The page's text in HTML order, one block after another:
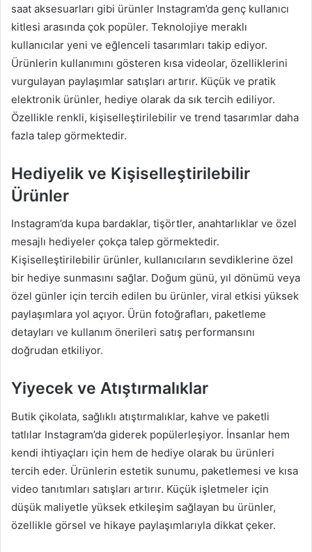
saat aksesuarları gibi ürünler Instagram’da genç kullanıcı
kitlesi arasında çok popüler. Teknolojiye meraklı
kullanıcılar yeni ve eğlenceli tasarımları takip ediyor.
Ürünlerin kullanımını gösteren kısa videolar, özelliklerini
vurgulayan paylaşımlar satışları artırır. Küçük ve pratik
elektronik ürünler, hediye olarak da sık tercih ediliyor.
Özellikle renkli, kişiselleştirilebilir ve trend tasarımlar daha
fazla talep görmektedir.
Hediyelik ve Kişiselleştirilebilir
Ürünler
Instagram’da kupa bardaklar, tişörtler, anahtarlıklar ve özel
mesajlı hediyeler çokça talep görmektedir.
Kişiselleştirilebilir ürünler, kullanıcıların sevdiklerine özel
bir hediye sunmasını sağlar. Doğum günü, yıl dönümü veya
özel günler için tercih edilen bu ürünler, viral etkisi yüksek
paylaşımlara yol açıyor. Ürün fotoğrafları, paketleme
detayları ve kullanım önerileri satış performansını
doğrudan etkiliyor.
Yiyecek ve Atıştırmalıklar
Butik çikolata, sağlıklı atıştırmalıklar, kahve ve paketli
tatlılar Instagram’da giderek popülerleşiyor. İnsanlar hem
kendi ihtiyaçları için hem de hediye olarak bu ürünleri
tercih eder. Ürünlerin estetik sunumu, paketlemesi ve kısa
video tanıtımları satışları artırır. Küçük işletmeler için
düşük maliyetle yüksek etkileşim sağlayan bu ürünler,
özellikle görsel ve hikaye paylaşımlarıyla dikkat çeker.